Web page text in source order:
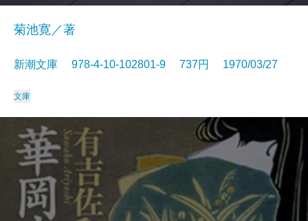
菊池寛／著
新潮文庫 978-4-10-102801-9 737円 1970/03/27
文庫